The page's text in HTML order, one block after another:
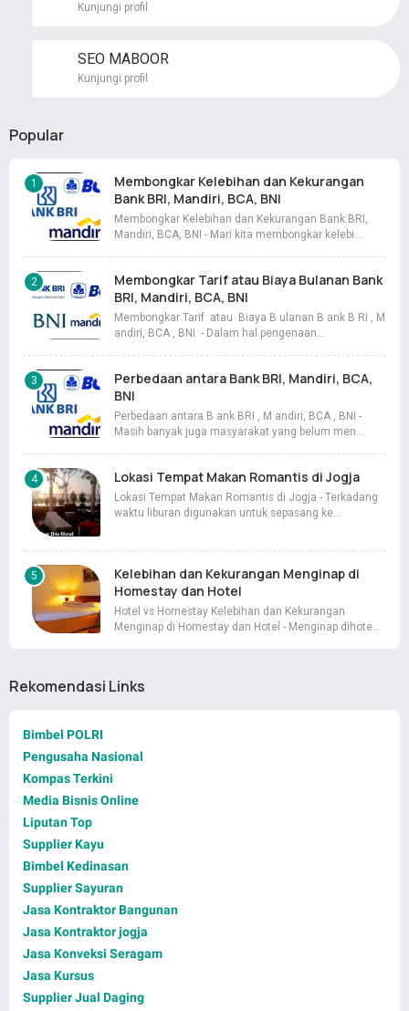
Kunjungi profil
SEO MABOOR
Kunjungi profil
Popular
Membongkar Kelebihan dan Kekurangan
Bank BRI, Mandiri, BCA, BNI
Membongkar Kelebihan dan Kekurangan Bank BRI,
Mandiri, BCA, BNI - Mari kita membongkar kelebi…
Membongkar Tarif atau Biaya Bulanan Bank
BRI, Mandiri, BCA, BNI
Membongkar Tarif atau Biaya B ulanan B ank B RI , M
andiri, BCA , BNI - Dalam hal pengenaan…
Perbedaan antara Bank BRI, Mandiri, BCA,
BNI
Perbedaan antara B ank BRI , M andiri, BCA , BNI -
Masih banyak juga masyarakat yang belum men…
Lokasi Tempat Makan Romantis di Jogja
Lokasi Tempat Makan Romantis di Jogja - Terkadang
waktu liburan digunakan untuk sepasang ke…
Kelebihan dan Kekurangan Menginap di
Homestay dan Hotel
Hotel vs Homestay Kelebihan dan Kekurangan
Menginap di Homestay dan Hotel - Menginap dihote…
Rekomendasi Links
Bimbel POLRI
Pengusaha Nasional
Kompas Terkini
Media Bisnis Online
Liputan Top
Supplier Kayu
Bimbel Kedinasan
Supplier Sayuran
Jasa Kontraktor Bangunan
Jasa Kontraktor jogja
Jasa Konveksi Seragam
Jasa Kursus
Supplier Jual Daging